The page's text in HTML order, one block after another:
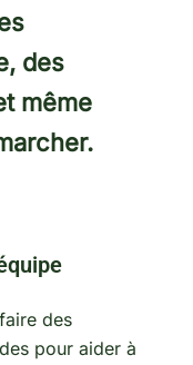
des
même
des
pour aider à